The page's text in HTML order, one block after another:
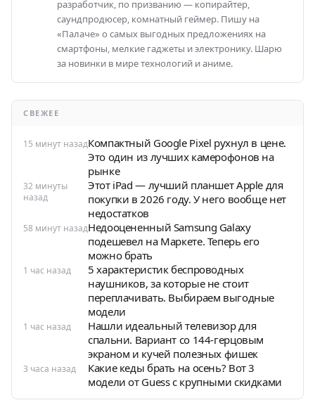
разработчик, по призванию — копирайтер,
саундпродюсер, комнатный геймер. Пишу на
«Палаче» о самых выгодных предложениях на
смартфоны, мелкие гаджеты и электронику. Шарю
за новинки в мире технологий и аниме.
СВЕЖЕЕ
15 минут назадКомпактный Google Pixel рухнул в цене.
Это один из лучших камерофонов на
рынке
32 минуты
назад
Этот iPad — лучший планшет Apple для
покупки в 2026 году. У него вообще нет
недостатков
58 минут назадНедооцененный Samsung Galaxy
подешевел на Маркете. Теперь его
можно брать
1 час назад
5 характеристик беспроводных
наушников, за которые не стоит
переплачивать. Выбираем выгодные
модели
1 час назад
Нашли идеальный телевизор для
спальни. Вариант со 144-герцовым
экраном и кучей полезных фишек
3 часа назад
Какие кеды брать на осень? Вот 3
модели от Guess с крупными скидками